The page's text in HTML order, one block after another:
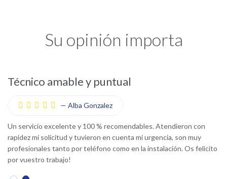
Su opinión importa
Técnico amable y puntual
     — Alba Gonzalez
Un servicio excelente y 100 % recomendables. Atendieron con
rapidez mi solicitud y tuvieron en cuenta mi urgencia, son muy
profesionales tanto por teléfono como en la instalación. Os felicito
por vuestro trabajo!